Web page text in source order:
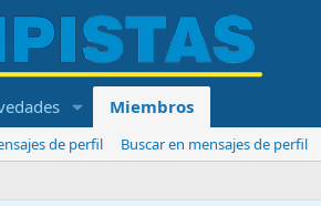
Miembros
de perfil
Buscar en mensajes de perfil